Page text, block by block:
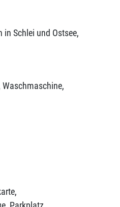
in Schlei und Ostsee,
Waschmaschine,